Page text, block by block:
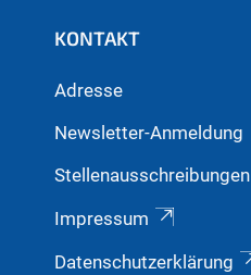
KONTAKT
Adresse
Newsletter-Anmeldung
Stellenausschreibungen
Impressum
Datenschutzerklärung